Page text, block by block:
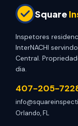
Square
Inspetores
InterNACHI
Central.
dia.
407-205-
Orlando, FL